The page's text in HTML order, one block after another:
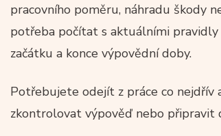
pracovního poměru, náhradu škody
potřeba počítat s aktuálními pravidly
začátku a konce výpovědní doby.
Potřebujete odejít z práce co nejdřív
zkontrolovat výpověď nebo připravit